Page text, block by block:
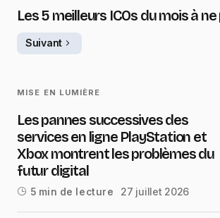
Les 5 meilleurs ICOs du mois à
Suivant
MISE EN LUMIÈRE
Les pannes successives des
services en ligne PlayStation et
Xbox montrent les problèmes du
futur digital
5 min de lecture 27 juillet 2026